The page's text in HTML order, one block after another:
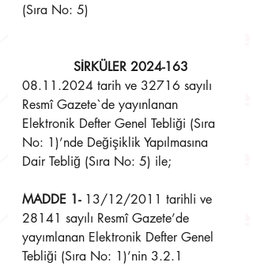
(Sıra No: 5)
SİRKÜLER 2024-163
08.11.2024 tarih ve 32716 sayılı
Resmî Gazete`de yayınlanan
Elektronik Defter Genel Tebliği (Sıra
No: 1)’nde Değişiklik Yapılmasına
Dair Tebliğ (Sıra No: 5) ile;
MADDE 1- 13/12/2011 tarihli ve
28141 sayılı Resmî Gazete’de
yayımlanan Elektronik Defter Genel
Tebliği (Sıra No: 1)’nin 3.2.1